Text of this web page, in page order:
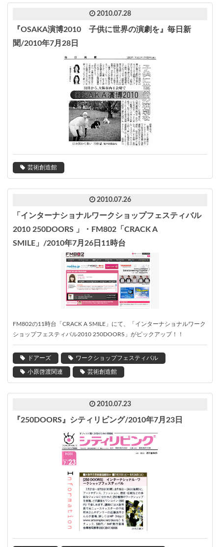
2010.07.28
『OSAKA演博2010 子供に世界の演劇を』毎日新
聞/2010年7月28日
芸術創造館
2010.07.26
「インターナショナルワークショップフェスティバル
2010 250DOORS 」・FM802「CRACK A
SMILE」/2010年7月26日11時台
FM802の11時台「CRACK A SMILE」にて、「インターナショナルワーク
ショップフェスティバル2010 250DOORS」がピックアップ！！
ドアーズ ワークショップフェスティバル
小原啓渡関連 芸術創造館
2010.07.23
『250DOORS』シティリビング/2010年7月23日